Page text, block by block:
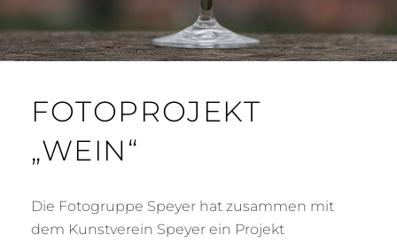
FOTOPROJEKT
„WEIN“
Die Fotogruppe Speyer hat zusammen mit
dem Kunstverein Speyer ein Projekt